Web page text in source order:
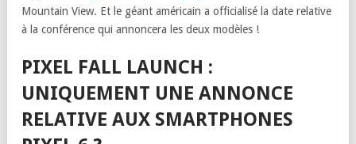
Mountain View. Et le géant américain a officialisé la date relative
à la conférence qui annoncera les deux modèles !
PIXEL FALL LAUNCH :
UNIQUEMENT UNE ANNONCE
RELATIVE AUX SMARTPHONES